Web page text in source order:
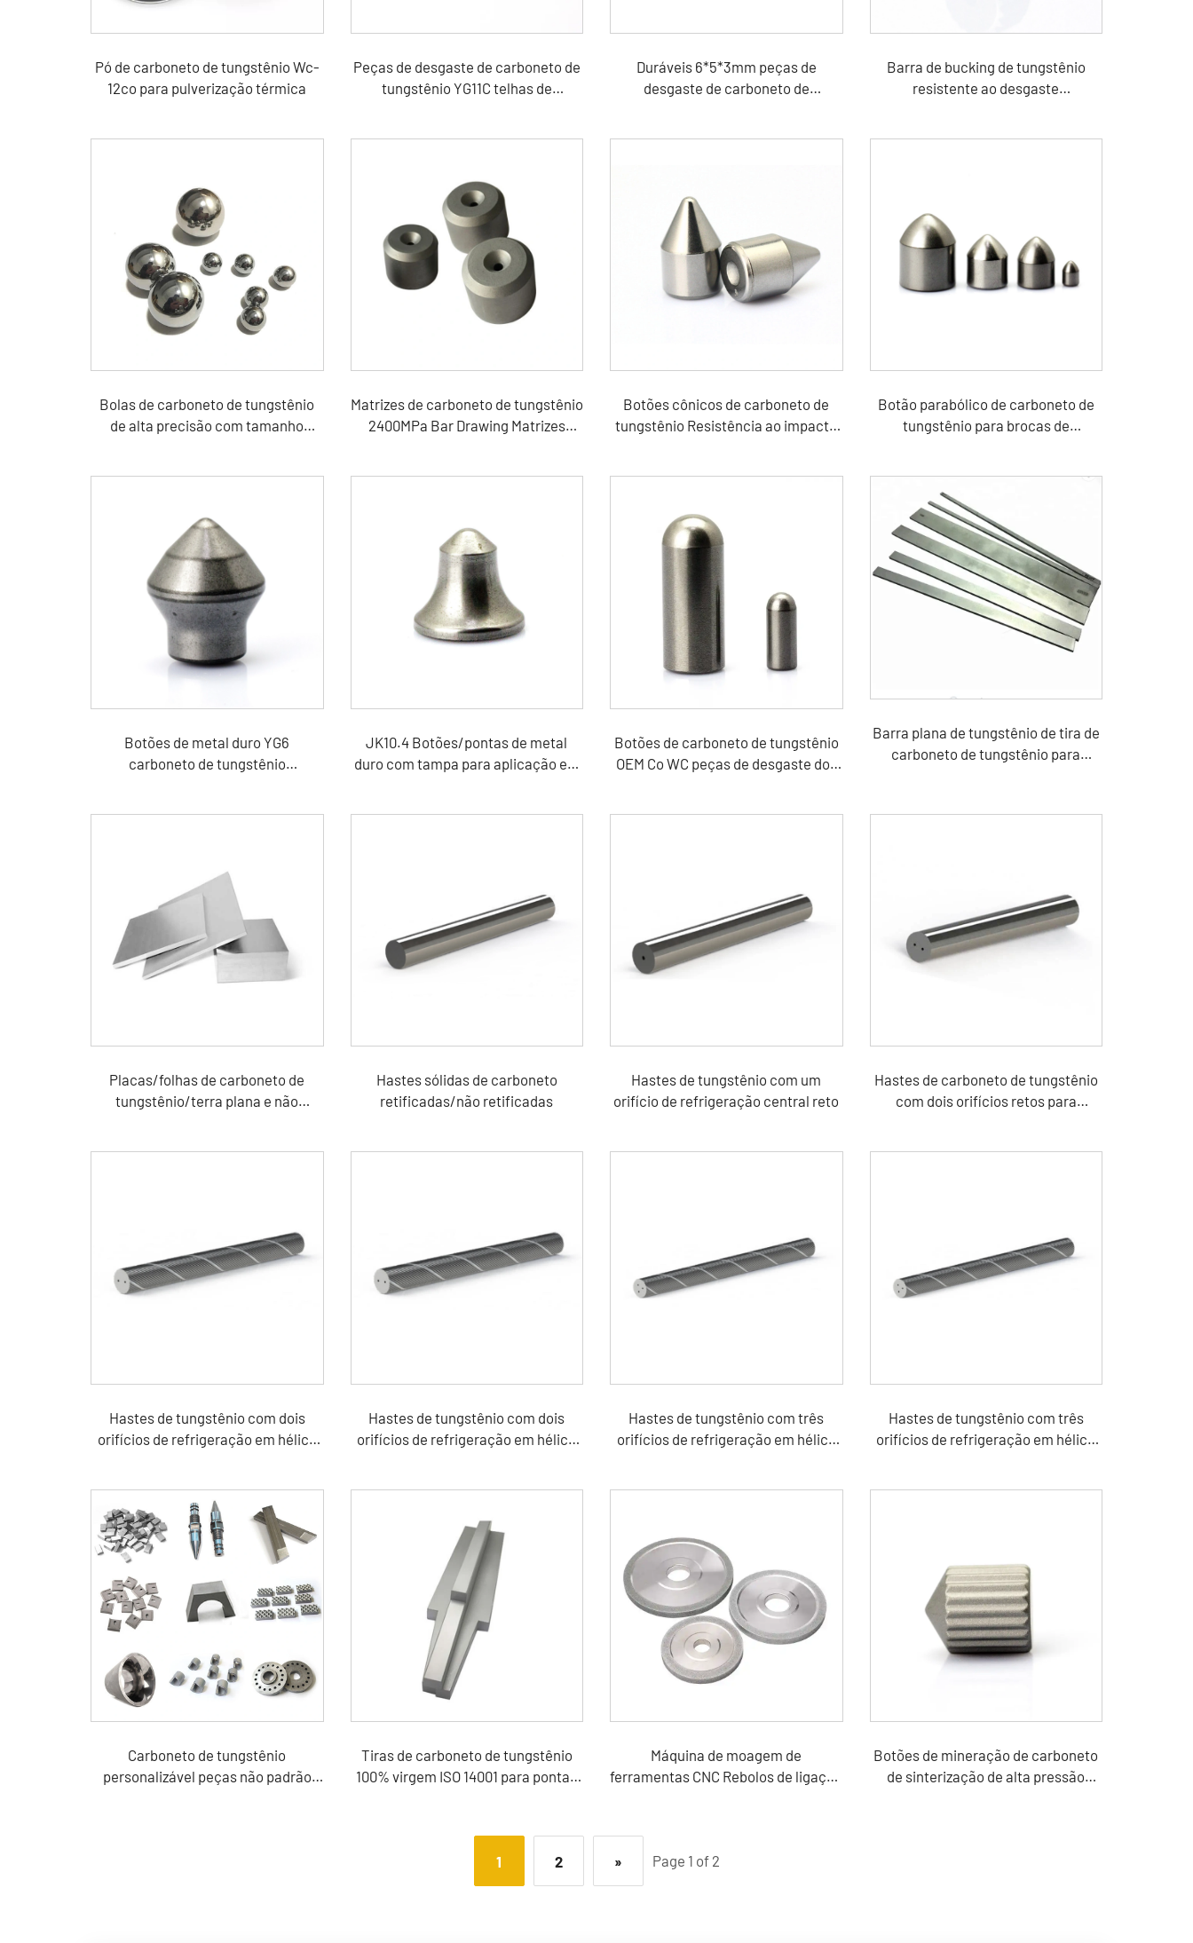
Pó de carboneto de tungstênio Wc-
12co para pulverização térmica
Peças de desgaste de carboneto de
tungstênio YG11C telhas de
Duráveis ​​6*5*3mm peças de
desgaste de carboneto de
Barra de bucking de tungstênio
resistente ao desgaste
Bolas de carboneto de tungstênio
de alta precisão com tamanho
Matrizes de carboneto de tungstênio
2400MPa Bar Drawing Matrizes
Botões cônicos de carboneto de
tungstênio Resistência ao impacto
Botão parabólico de carboneto de
tungstênio para brocas de
Botões de metal duro YG6
carboneto de tungstênio
JK10.4 Botões/pontas de metal
duro com tampa para aplicação em
Botões de carboneto de tungstênio
OEM Co WC peças de desgaste dos
Barra plana de tungstênio de tira de
carboneto de tungstênio para
Placas/folhas de carboneto de
tungstênio/terra plana e não
Hastes sólidas de carboneto
retificadas/não retificadas
Hastes de tungstênio com um
orifício de refrigeração central reto
Hastes de carboneto de tungstênio
com dois orifícios retos para
Hastes de tungstênio com dois
orifícios de refrigeração em hélice
Hastes de tungstênio com dois
orifícios de refrigeração em hélice
Hastes de tungstênio com três
orifícios de refrigeração em hélice
Hastes de tungstênio com três
orifícios de refrigeração em hélice
Carboneto de tungstênio
personalizável peças não padrão
Tiras de carboneto de tungstênio
100% virgem ISO 14001 para pontas
Máquina de moagem de
ferramentas CNC Rebolos de ligação
Botões de mineração de carboneto
de sinterização de alta pressão
1 2 » Page 1 of 2